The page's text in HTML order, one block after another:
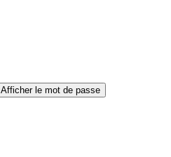
Afficher le mot de passe